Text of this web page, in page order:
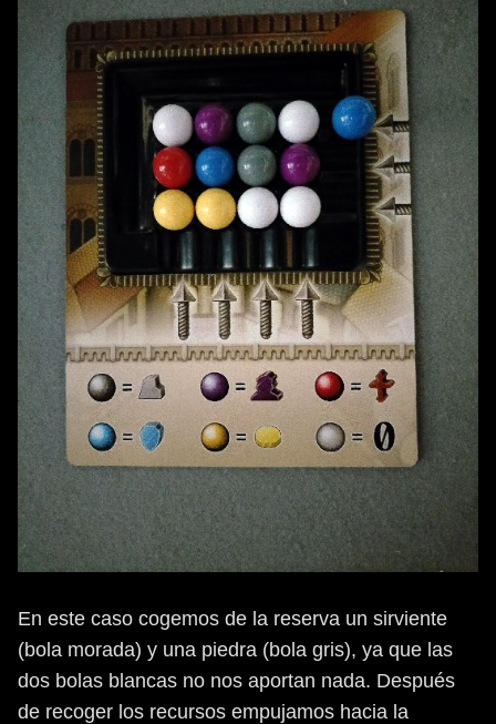
En este caso cogemos de la reserva un sirviente
(bola morada) y una piedra (bola gris), ya que las
dos bolas blancas no nos aportan nada. Después
de recoger los recursos empujamos hacia la